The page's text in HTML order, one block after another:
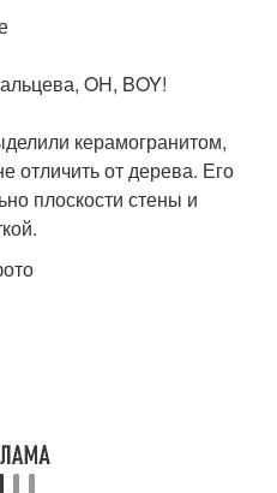
OH, BOY!
керамогранитом,
отличить от дерева. Его
плоскости стены и